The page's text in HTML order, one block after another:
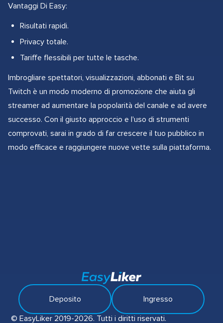
Vantaggi Di Easy:
Risultati rapidi.
Privacy totale.
Tariffe flessibili per tutte le tasche.
Imbrogliare spettatori, visualizzazioni, abbonati e Bit su
Twitch è un modo moderno di promozione che aiuta gli
streamer ad aumentare la popolarità del canale e ad avere
successo. Con il giusto approccio e l'uso di strumenti
comprovati, sarai in grado di far crescere il tuo pubblico in
modo efficace e raggiungere nuove vette sulla piattaforma.
Deposito
Ingresso
© EasyLiker 2019-2026. Tutti i diritti riservati.